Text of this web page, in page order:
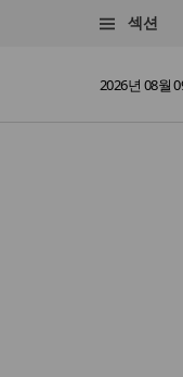
섹션
2026년 08월